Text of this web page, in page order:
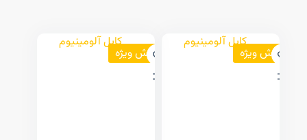
فروش ویژه فروش ویژه